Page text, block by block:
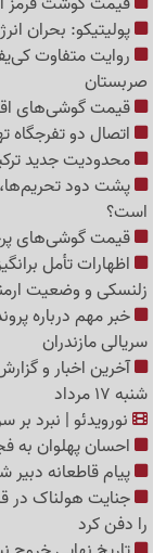
پولیتیکو: بحران
روایت متفاوت
صربستان
قیمت گوشی‌های اقتصادی
اتصال دو تفرجگاه
محدودیت جدید
پشت دود
است؟
قیمت گوشی‌های پرچمدار امروز
اظهارات تأمل
زلنسکی و وضعیت
سریالی مازندران
آخرین اخبار و
شنبه 17 مرداد
نورویدئو | نبرد
احسان پهلوان به
پیام قاطعانه دبیر
جنایت هولناک
را دفن کرد